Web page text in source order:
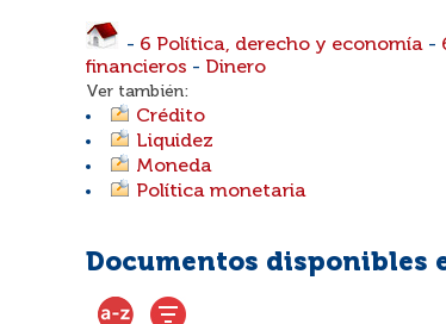
- 6 Política, derecho y economía -
financieros - Dinero
Ver también:
Crédito
Liquidez
Moneda
Política monetaria
Documentos disponibles